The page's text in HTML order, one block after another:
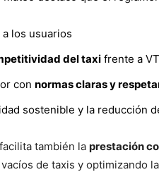
los usuarios
del taxi frente a
con normas claras y
sostenible y la reducción
también la prestación
de taxis y optimizando